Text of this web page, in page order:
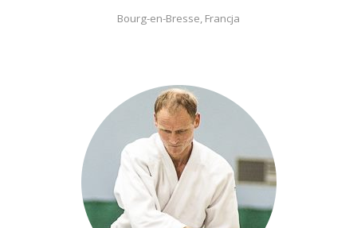
Bourg-en-Bresse, Francja